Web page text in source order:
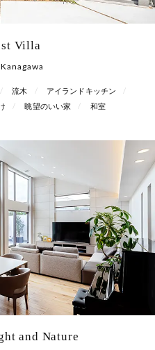
Villa
流木
アイランドキッチン
眺望のいい家 和室
and Nature